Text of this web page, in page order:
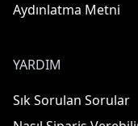
Aydınlatma Metni
YARDIM
Sık Sorulan Sorular